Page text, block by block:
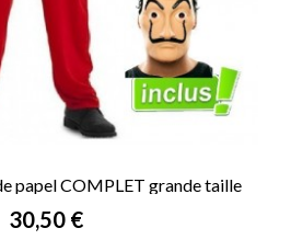
papel COMPLET grande taille
Prix
30,50 €